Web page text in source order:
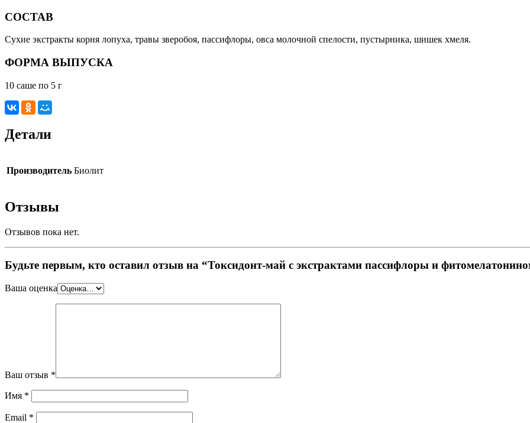
СОСТАВ
Сухие экстракты корня лопуха, травы зверобоя, пассифлоры, овса молочной спелости, пустырника, шишек хмеля.
ФОРМА ВЫПУСКА
10 саше по 5 г
Детали
Производитель Биолит
Отзывы
Отзывов пока нет.
Будьте первым, кто оставил отзыв на “Токсидонт-май с экстрактами пассифлоры и
Ваша оценка
Ваш отзыв *
Имя *
Email *